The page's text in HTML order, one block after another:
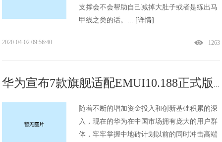
支撑会不会帮助自己减掉大肚子或者是练出马
甲线之类的话。... [详情]
1263
2020-04-02 09:56:40
随着不断的增加资金投入和创新基础积累的深
入，现在的华为在中国市场拥有庞大的用户群
体，牢牢掌握中地砖计划以前的同时冲击高端